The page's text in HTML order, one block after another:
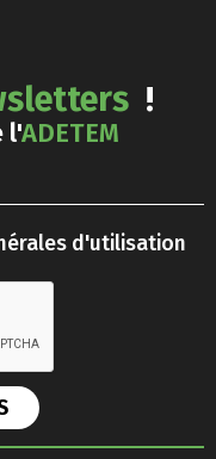
!
l'ADETEM
d'utilisation